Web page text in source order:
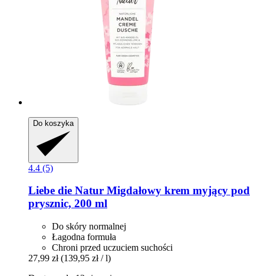
Do koszyka
4.4 (5)
Liebe die Natur Migdałowy krem myjący pod
prysznic, 200 ml
Do skóry normalnej
Łagodna formuła
Chroni przed uczuciem suchości
27,99 zł (139,95 zł / l)